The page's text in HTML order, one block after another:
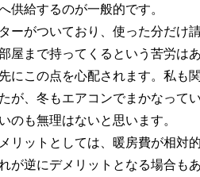
供給するのが一般的です。
ーがついており、使った分だけ
屋まで持ってくるという苦労は
にこの点を心配されます。私も
が、冬もエアコンでまかなって
のも無理はないと思います。
リットとしては、暖房費が相対
が逆にデメリットとなる場合もあ